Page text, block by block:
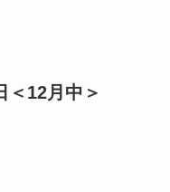
＜12月中＞